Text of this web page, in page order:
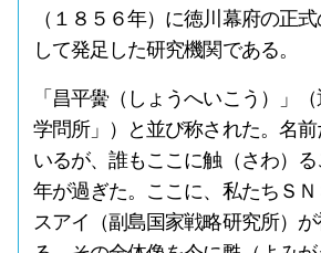
（１８５６年）に徳川幕府の正
して発足した研究機関である。
「昌平黌（しょうへいこう）」
学問所」）と並び称された。名
いるが、誰もここに触（さわ）
年が過ぎた。ここに、私たちＳ
スアイ（副島国家戦略研究所）